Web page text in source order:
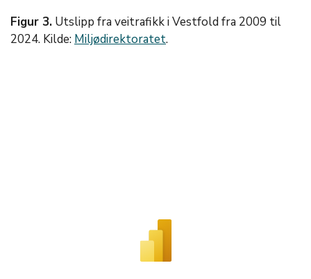
Figur 3. Utslipp fra veitrafikk i Vestfold fra 2009 til
2024. Kilde: Miljødirektoratet.